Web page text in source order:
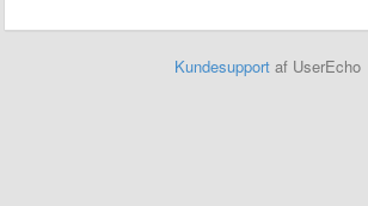
Kundesupport af UserEcho